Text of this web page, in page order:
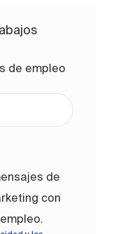
de empleo
electrónico
de
con